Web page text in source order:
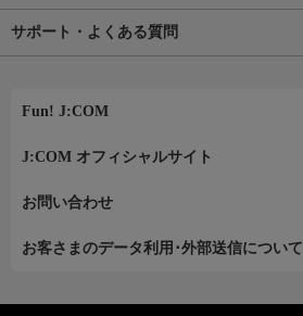
サポート・よくある質問
Fun! J:COM
J:COM オフィシャルサイト
お問い合わせ
お客さまのデータ利用･外部送信について